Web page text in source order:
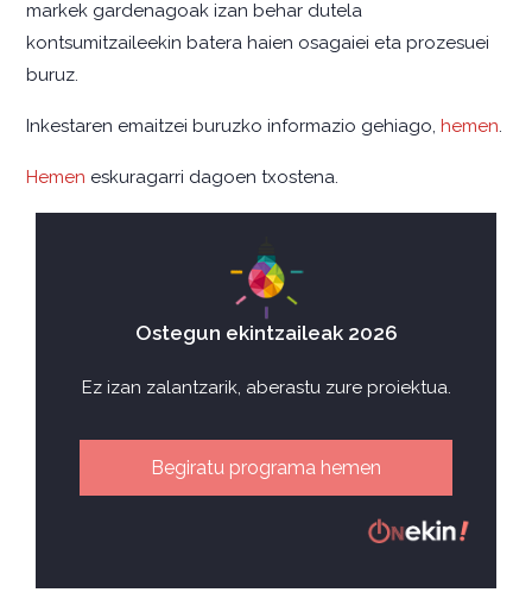
markek gardenagoak izan behar dutela
kontsumitzaileekin batera haien osagaiei eta prozesuei
buruz.
Inkestaren emaitzei buruzko informazio gehiago, hemen.
Hemen eskuragarri dagoen txostena.
Ostegun ekintzaileak 2026
Ez izan zalantzarik, aberastu zure proiektua.
Begiratu programa hemen